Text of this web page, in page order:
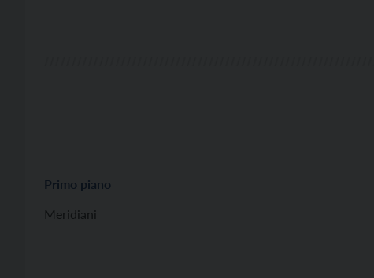
Primo piano
Meridiani